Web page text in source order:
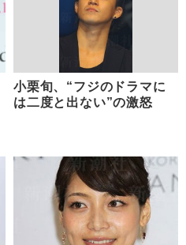
小栗旬、“フジのドラマに
は二度と出ない”の激怒